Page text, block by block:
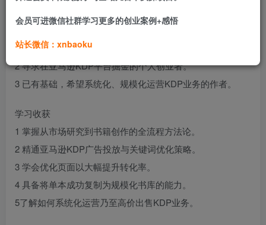
1 希望建立写作副业或被动收入的创作者。
2 寻求在亚马逊KDP平台掘金的个人创业者。
3 已有基础，希望系统化、规模化运营KDP业务的作者。
学习收获
1 掌握从市场研究到书籍创作的全流程方法论。
2 精通亚马逊KDP广告投放与关键词优化策略。
3 学会优化页面以大幅提升转化率。
4 具备将单本成功复制为规模化书库的能力。
5了解如何系统化运营乃至高价出售KDP业务。
会员可进微信社群学习更多的创业案例+感悟
站长微信：xnbaoku